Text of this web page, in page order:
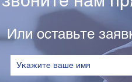
Или оставьте